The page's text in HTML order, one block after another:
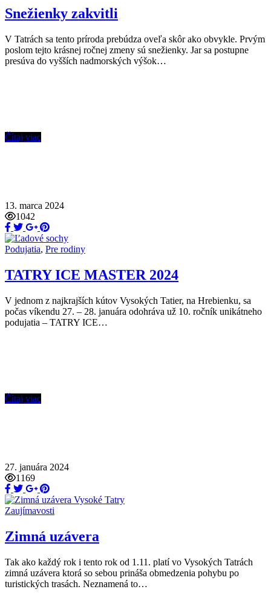
Snežienky zakvitli
V Tatrách sa tento príroda prebúdza oveľa skôr ako obvykle. Prvým
poslom tejto krásnej ročnej zmeny sú snežienky. Jar sa postupne
presúva do vyšších nadmorských výšok…
Čítaj viac
13. marca 2024
1042
Podujatia, Pre rodiny
TATRY ICE MASTER 2024
V jednom z najkrajších kútov Vysokých Tatier, na Hrebienku, sa
počas víkendu 27. – 28. januára odohráva už 10. ročník unikátneho
podujatia – TATRY ICE…
Čítaj viac
27. januára 2024
1169
Zaujímavosti
Zimná uzávera
Tak ako každý rok i tento rok od 1.11. platí vo Vysokých Tatrách
zimná uzávera ktorá so sebou prináša obmedzenia pohybu po
turistických trasách. Neznamená to…